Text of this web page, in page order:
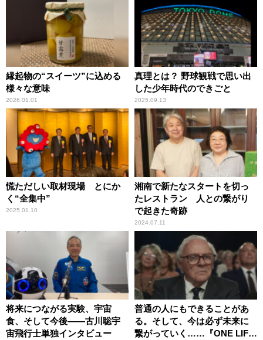
縁起物の“スイーツ”に込める
様々な意味
2026.01.01
真理とは？ 野球観戦で思い出
した少年時代のできごと
2025.09.13
慌ただしい取材現場 とにか
く“全集中”
2025.01.10
湘南で新たなスタートを切っ
たレストラン 人との繋がり
で起きた奇跡
2024.07.11
将来につながる実験、宇宙
食、そして今後――古川聡宇
宙飛行士単独インタビュー
普通の人にもできることがあ
る。そして、今は必ず未来に
繋がっていく……『ONE LIFE